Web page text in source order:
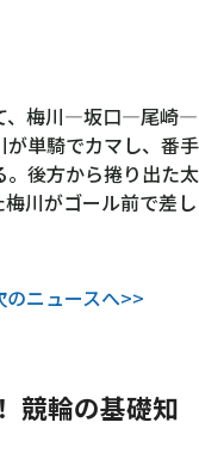
、梅川―坂口―尾崎―
単騎でカマし、番手
後方から捲り出た太
川がゴール前で差し
のニュースへ>>
競輪の基礎知